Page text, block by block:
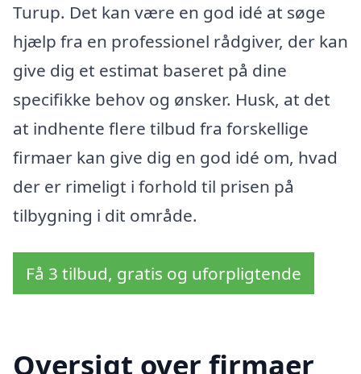
Turup. Det kan være en god idé at søge
hjælp fra en professionel rådgiver, der kan
give dig et estimat baseret på dine
specifikke behov og ønsker. Husk, at det
at indhente flere tilbud fra forskellige
firmaer kan give dig en god idé om, hvad
der er rimeligt i forhold til prisen på
tilbygning i dit område.
Få 3 tilbud, gratis og uforpligtende
Oversigt over firmaer